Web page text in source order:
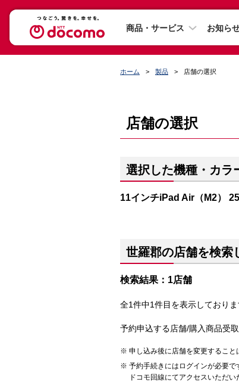
商品・サービス お知ら
ホーム 製品 店舗の選択
店舗の選択
選択した機種・カラ
11インチiPad Air（M2）
世羅郡の店舗を検索
検索結果：1店舗
全1件中1件目を表示しており
予約申込する店舗/購入商品受
申し込み後に店舗を変更すること
予約手続きにはログインが必要で
ドコモ回線にてアクセスいただ